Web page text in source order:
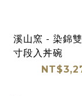
溪山窯 - 染錦
寸段入丼碗